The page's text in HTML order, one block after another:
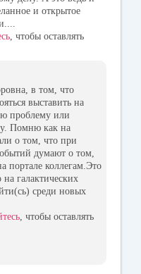
и открытое
, чтобы оставлять
в том, что
выставить на
проблему или
Помню как на
о том, что при
думают о том,
портале коллегам.Это
на галактических
среди новых
, чтобы оставлять